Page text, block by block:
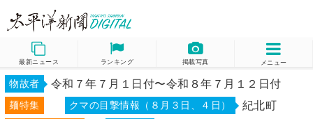
最新ニュース ランキング 掲載写真 メニュー
物故者 令和７年７月１日付〜令和８年７月１２日付
麺特集 クマの目撃情報（８月３日、４日） 紀北町